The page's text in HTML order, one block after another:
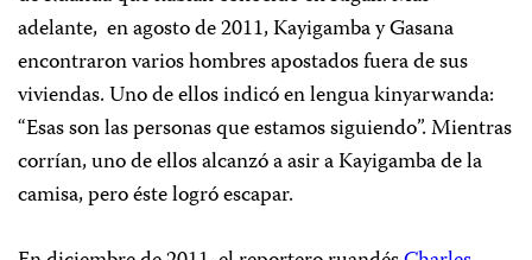
adelante, en agosto de 2011, Kayigamba y Gasana
encontraron varios hombres apostados fuera de sus
viviendas. Uno de ellos indicó en lengua kinyarwanda:
“Esas son las personas que estamos siguiendo”. Mientras
corrían, uno de ellos alcanzó a asir a Kayigamba de la
camisa, pero éste logró escapar.